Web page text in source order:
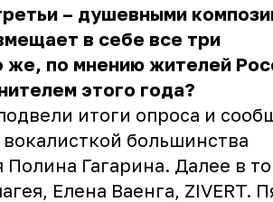
– душевными
в себе все три
же, по мнению жителей
этого года?
итоги опроса и
большинства
Полина Гагарина. Далее в
Елена Ваенга, ZIVERT.